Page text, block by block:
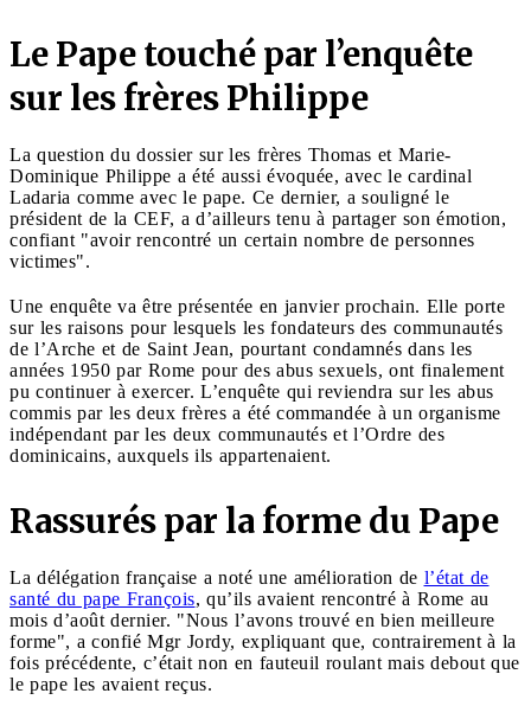
Le Pape touché par l’enquête
sur les frères Philippe
La question du dossier sur les frères Thomas et Marie-
Dominique Philippe a été aussi évoquée, avec le cardinal
Ladaria comme avec le pape. Ce dernier, a souligné le
président de la CEF, a d’ailleurs tenu à partager son émotion,
confiant "avoir rencontré un certain nombre de personnes
victimes".
Une enquête va être présentée en janvier prochain. Elle porte
sur les raisons pour lesquels les fondateurs des communautés
de l’Arche et de Saint Jean, pourtant condamnés dans les
années 1950 par Rome pour des abus sexuels, ont finalement
pu continuer à exercer. L’enquête qui reviendra sur les abus
commis par les deux frères a été commandée à un organisme
indépendant par les deux communautés et l’Ordre des
dominicains, auxquels ils appartenaient.
Rassurés par la forme du Pape
La délégation française a noté une amélioration de l’état de
santé du pape François, qu’ils avaient rencontré à Rome au
mois d’août dernier. "Nous l’avons trouvé en bien meilleure
forme", a confié Mgr Jordy, expliquant que, contrairement à la
fois précédente, c’était non en fauteuil roulant mais debout que
le pape les avaient reçus.